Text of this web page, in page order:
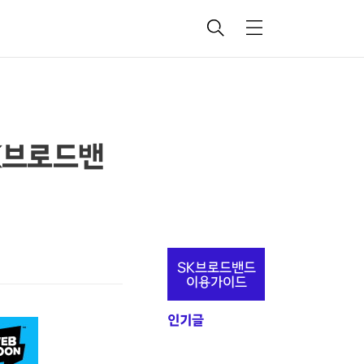
검
메
로드밴
추
정
보
SK브로드밴드
이용가이드
인기글